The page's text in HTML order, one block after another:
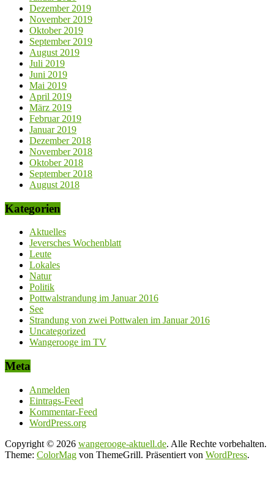
Dezember 2019
November 2019
Oktober 2019
September 2019
August 2019
Juli 2019
Juni 2019
Mai 2019
April 2019
März 2019
Februar 2019
Januar 2019
Dezember 2018
November 2018
Oktober 2018
September 2018
August 2018
Kategorien
Aktuelles
Jeversches Wochenblatt
Leute
Lokales
Natur
Politik
Pottwalstrandung im Januar 2016
See
Strandung von zwei Pottwalen im Januar 2016
Uncategorized
Wangerooge im TV
Meta
Anmelden
Eintrags-Feed
Kommentar-Feed
WordPress.org
Copyright © 2026 wangerooge-aktuell.de. Alle Rechte vorbehalten.
Theme: ColorMag von ThemeGrill. Präsentiert von WordPress.